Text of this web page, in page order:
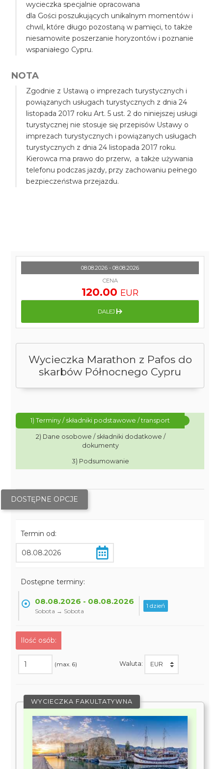
wycieczka specjalnie opracowana
dla Gości poszukujących unikalnym momentów i
chwil, które długo pozostaną w pamięci, to także
niesamowite poszerzanie horyzontów i poznanie
wspaniałego Cypru.
NOTA
Zgodnie z Ustawą o imprezach turystycznych i
powiązanych usługach turystycznych z dnia 24
listopada 2017 roku Art. 5 ust. 2 do niniejszej usługi
turystycznej nie stosuje się przepisów Ustawy o
imprezach turystycznych i powiązanych usługach
turystycznych z dnia 24 listopada 2017 roku.
Kierowca ma prawo do przerw, a także używania
telefonu podczas jazdy, przy zachowaniu pełnego
bezpieczeństwa przejazdu.
Wycieczka Marathon z Pafos do
skarbów Północnego Cypru
1) Terminy / składniki podstawowe / transport
2) Dane osobowe / składniki dodatkowe /
dokumenty
3) Podsumowanie
DOSTĘPNE OPCJE
Termin od:
Dostępne terminy:
08.08.2026 - 08.08.2026
Sobota → Sobota
1 dzień
Ilość osób:
(max. 6) Waluta:
WYCIECZKA FAKULTATYWNA
08.08.2026 - 08.08.2026
CENA
120.00 EUR
DALEJ